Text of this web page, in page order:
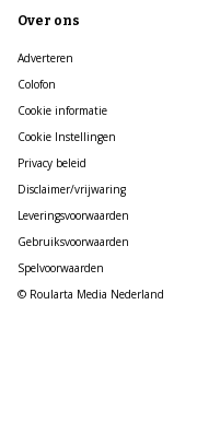
Over ons
Adverteren
Colofon
Cookie informatie
Cookie Instellingen
Privacy beleid
Disclaimer/vrijwaring
Leveringsvoorwaarden
Gebruiksvoorwaarden
Spelvoorwaarden
© Roularta Media Nederland